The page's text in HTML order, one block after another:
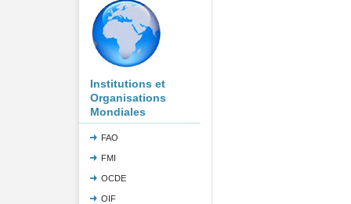
Institutions et
Organisations
Mondiales
FAO
FMI
OCDE
OIF